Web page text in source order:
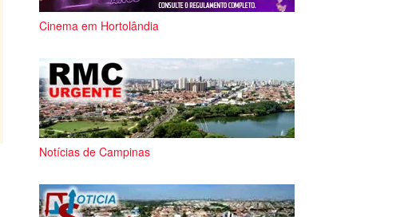
Cinema em Hortolândia
Notícias de Campinas